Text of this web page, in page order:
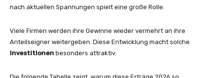
nach aktuellen Spannungen spielt eine große Rolle.
Viele Firmen werden ihre Gewinne wieder vermehrt an ihre
Anteilseigner weitergeben. Diese Entwicklung macht solche
Investitionen besonders attraktiv.